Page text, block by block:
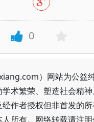
0
）网站为公益
术繁荣、塑造社会精神
作者授权但非首发的所
所有。网络转载请注